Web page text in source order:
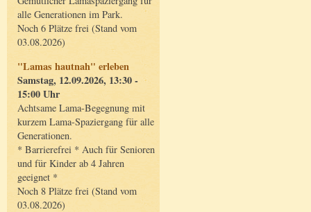
alle Generationen im Park.
Noch 6 Plätze frei (Stand vom
03.08.2026)
"Lamas hautnah" erleben
Samstag, 12.09.2026, 13:30 -
15:00 Uhr
Achtsame Lama-Begegnung mit
kurzem Lama-Spaziergang für alle
Generationen.
* Barrierefrei * Auch für Senioren
und für Kinder ab 4 Jahren
geeignet *
Noch 8 Plätze frei (Stand vom
03.08.2026)